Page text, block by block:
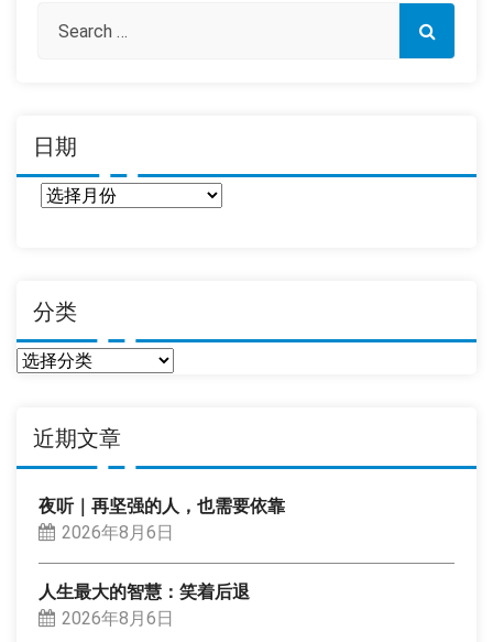
日期
分类
分
近期文章
夜听｜再坚强的人，也需要依靠
2026年8月6日
人生最大的智慧：笑着后退
2026年8月6日